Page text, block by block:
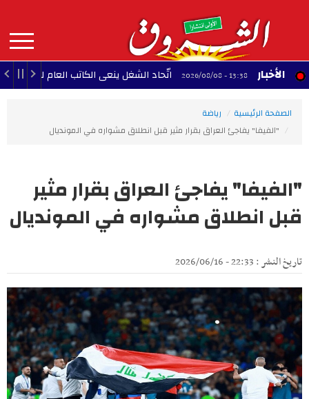
contenu
principal
MAIN
NAVIGATION الأخبار
13:38 - 2026/08/08 اتّحاد الشغل ينعى الكاتب العام لجامعة النقل
الصفحة الرئيسية
رياضة
"الفيفا" يفاجئ العراق بقرار مثير قبل انطلاق مشواره في المونديال
"الفيفا" يفاجئ العراق بقرار مثير
قبل انطلاق مشواره في المونديال
تاريخ النشر : 22:33 - 2026/06/16